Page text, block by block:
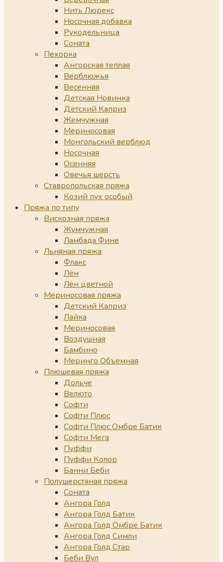
Нить Люрекс
Носочная добавка
Рукодельница
Соната
Пехорка
Ангорская теплая
Верблюжья
Весенняя
Детская Новинка
Детский Каприз
Жемчужная
Мериносовая
Монгольский верблюд
Носочная
Осенняя
Овечья шерсть
Ставропольская пряжа
Козий пух особый
Пряжа по типу
Вискозная пряжа
Жумчужная
Ламбада Фине
Льняная пряжа
Флакс
Лён
Лён цветной
Мериносовая пряжа
Детский Каприз
Лайка
Мериносовая
Воздушная
Бамбино
Меринго Объемная
Плюшевая пряжа
Дольче
Велюто
Софти
Софти Плюс
Софти Плюс Омбре Батик
Софти Мега
Пуффи
Пуффи Колор
Банни Беби
Полушерстяная пряжа
Соната
Ангора Голд
Ангора Голд Батик
Ангора Голд Омбре Батик
Ангора Голд Симли
Ангора Голд Стар
Беби Вул